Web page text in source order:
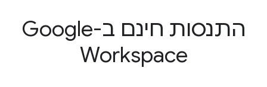
התנסות חינם ב-Google
Workspace